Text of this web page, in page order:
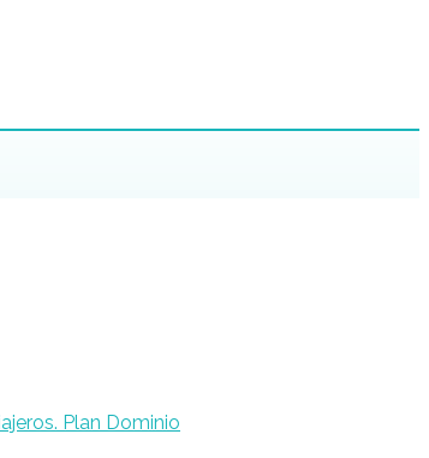
Plan Dominio